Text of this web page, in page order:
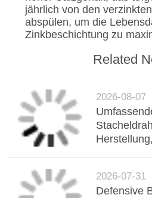
jährlich von den
abspülen, um die
Zinkbeschichtung zu
Related
2026-08-07
2026-07-31
Defensive